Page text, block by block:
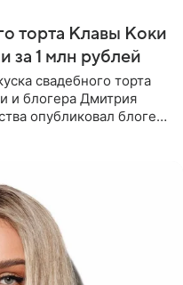
торта Клавы Коки
за 1 млн рублей
свадебного торта
и блогера Дмитрия
опубликовал блогер